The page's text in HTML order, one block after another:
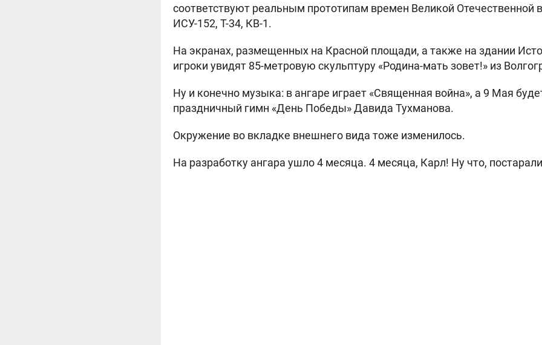
соответствуют реальным прототипам времен Великой Отечественной
ИСУ-152, Т-34, КВ-1.
На экранах, размещенных на Красной площади, а также на здании
игроки увидят 85-метровую скульптуру «Родина-мать зовет!» из
Ну и конечно музыка: в ангаре играет «Священная война», а 9 Мая
праздничный гимн «День Победы» Давида Тухманова.
Окружение во вкладке внешнего вида тоже изменилось.
На разработку ангара ушло 4 месяца. 4 месяца, Карл! Ну что,